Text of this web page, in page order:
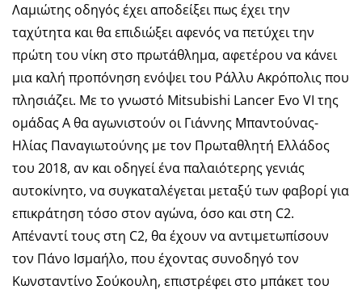
Λαμιώτης οδηγός έχει αποδείξει πως έχει την
ταχύτητα και θα επιδιώξει αφενός να πετύχει την
πρώτη του νίκη στο πρωτάθλημα, αφετέρου να κάνει
μια καλή προπόνηση ενόψει του Ράλλυ Ακρόπολις που
πλησιάζει. Με το γνωστό Mitsubishi Lancer Evo VI της
ομάδας Α θα αγωνιστούν οι Γιάννης Μπαντούνας-
Ηλίας Παναγιωτούνης με τον Πρωταθλητή Ελλάδος
του 2018, αν και οδηγεί ένα παλαιότερης γενιάς
αυτοκίνητο, να συγκαταλέγεται μεταξύ των φαβορί για
επικράτηση τόσο στον αγώνα, όσο και στη C2.
Απέναντί τους στη C2, θα έχουν να αντιμετωπίσουν
τον Πάνο Ισμαήλο, που έχοντας συνοδηγό τον
Κωνσταντίνο Σούκουλη, επιστρέφει στο μπάκετ του